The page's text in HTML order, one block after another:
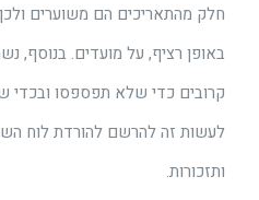
חלק מהתאריכים הם משוערים
באופן רציף, על מועדים. בנוסף,
קרובים כדי שלא תפספסו ובכדי
לעשות זה להרשם להורדת לוח
ותזכורות.